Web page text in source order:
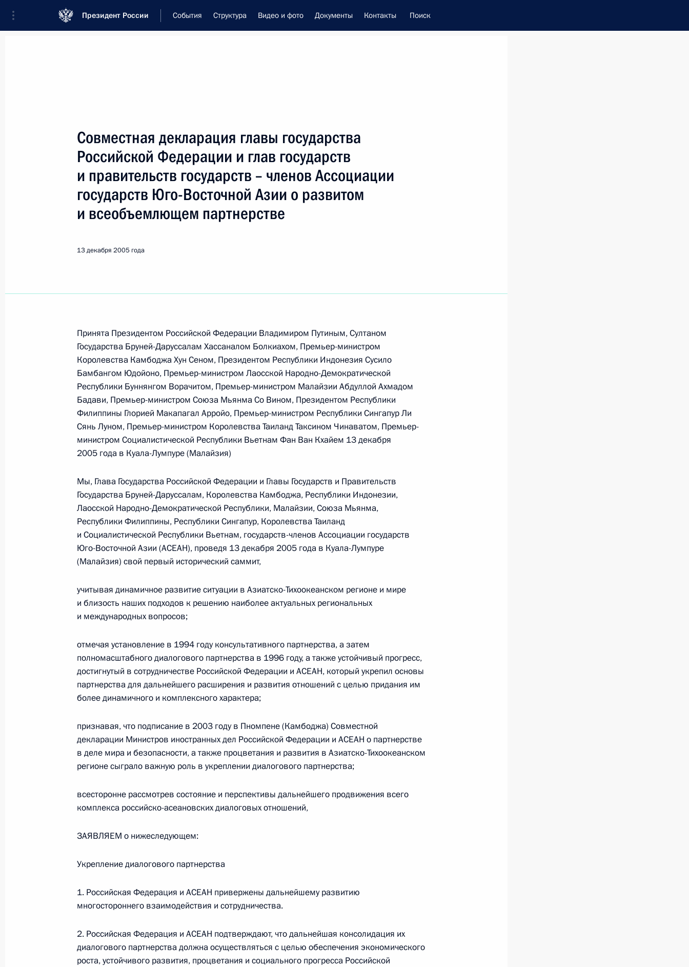
Президент России События Структура Видео и фото Документы Контакты Поиск
Рабочая встреча с вице-премьером – полпредом
Президента в ДФО Юрием Трутневым
Встреча с руководством
5 августа 2026 года, 12:40
Памфиловой
5 августа 2026 года, 18:15
Президент России
76-й гвардейской десантно-
штурмовой дивизии ВДВ гвардии
полковником Абдулазизом
Шихабидовым
6 августа 2026 года, 20:50
Российско-Киргизского
экономического форума и XII
Российско-Киргизской
межрегиональной конференции
6 августа 2026 года, 09:00
Встреча с председателем Союза
Владимиром Машковым
События и поездки на географической карте
Совместная декларация главы государства
Российской Федерации и глав государств
и правительств государств – членов Ассоциации
государств Юго-Восточной Азии о развитом
и всеобъемлющем партнерстве
13 декабря 2005 года
Принята Президентом Российской Федерации Владимиром Путиным, Султаном
Государства Бруней-Даруссалам Хассаналом Болкиахом, Премьер-министром
Королевства Камбоджа Хун Сеном, Президентом Республики Индонезия Сусило
Бамбангом Юдойоно, Премьер-министром Лаосской Народно-Демократической
Республики Буннянгом Ворачитом, Премьер-министром Малайзии Абдуллой Ахмадом
Бадави, Премьер-министром Союза Мьянма Со Вином, Президентом Республики
Филиппины Глорией Макапагал Арройо, Премьер-министром Республики Сингапур Ли
Сянь Луном, Премьер-министром Королевства Таиланд Таксином Чинаватом, Премьер-
министром Социалистической Республики Вьетнам Фан Ван Кхайем 13 декабря
2005 года в Куала-Лумпуре (Малайзия)
Мы, Глава Государства Российской Федерации и Главы Государств и Правительств
Государства Бруней-Даруссалам, Королевства Камбоджа, Республики Индонезии,
Лаосской Народно-Демократической Республики, Малайзии, Союза Мьянма,
Республики Филиппины, Республики Сингапур, Королевства Таиланд
и Социалистической Республики Вьетнам, государств-членов Ассоциации государств
Юго-Восточной Азии (АСЕАН), проведя 13 декабря 2005 года в Куала-Лумпуре
(Малайзия) свой первый исторический саммит,
учитывая динамичное развитие ситуации в Азиатско-Тихоокеанском регионе и мире
и близость наших подходов к решению наиболее актуальных региональных
и международных вопросов;
отмечая установление в 1994 году консультативного партнерства, а затем
полномасштабного диалогового партнерства в 1996 году, а также устойчивый прогресс,
достигнутый в сотрудничестве Российской Федерации и АСЕАН, который укрепил основы
партнерства для дальнейшего расширения и развития отношений с целью придания им
более динамичного и комплексного характера;
признавая, что подписание в 2003 году в Пномпене (Камбоджа) Совместной
декларации Министров иностранных дел Российской Федерации и АСЕАН о партнерстве
в деле мира и безопасности, а также процветания и развития в Азиатско-Тихоокеанском
регионе сыграло важную роль в укреплении диалогового партнерства;
всесторонне рассмотрев состояние и перспективы дальнейшего продвижения всего
комплекса российско-асеановских диалоговых отношений,
ЗАЯВЛЯЕМ о нижеследующем:
Укрепление диалогового партнерства
1. Российская Федерация и АСЕАН привержены дальнейшему развитию
многостороннего взаимодействия и сотрудничества.
2. Российская Федерация и АСЕАН подтверждают, что дальнейшая консолидация их
диалогового партнерства должна осуществляться с целью обеспечения экономического
роста, устойчивого развития, процветания и социального прогресса Российской